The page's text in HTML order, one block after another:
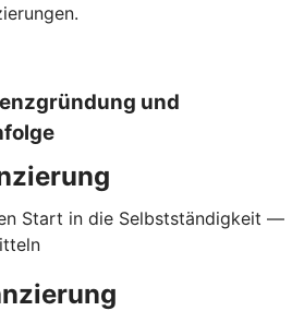
und
Start in die Selbstständigkeit —